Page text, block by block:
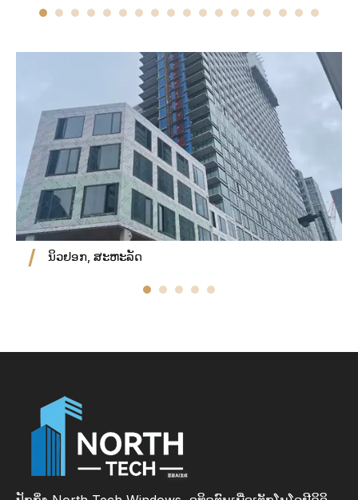
ນິວຢອກ, ສະຫະລັດ